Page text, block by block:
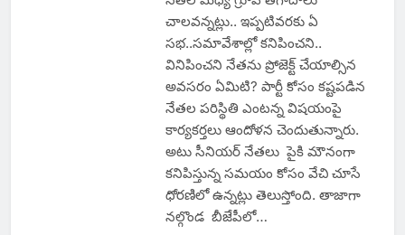
చాలవన్నట్లు.. ఇప్పటివరకు ఏ
సభ..సమావేశాల్లో కనిపించని..
వినిపించని నేతను ప్రోజెక్ట్ చేయాల్సిన
అవసరం ఏమిటి? పార్టీ కోసం కష్టపడిన
నేతల పరిస్థితి ఎంటన్న విషయంపై
కార్యకర్తలు ఆందోళన చెందుతున్నారు.
అటు సీనియర్ నేతలు పైకి మౌనంగా
కనిపిస్తున్న సమయం కోసం వేచి చూసే
ధోరణిలో ఉన్నట్లు తెలుస్తోంది. తాజాగా
నల్గొండ బీజేపీలో…